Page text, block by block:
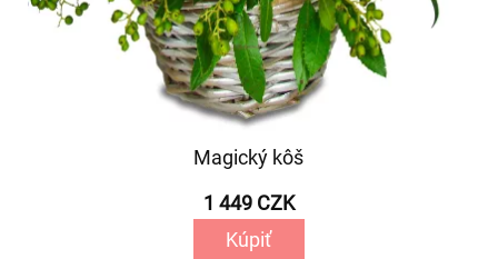
Magický kôš
1 449 CZK
Kúpiť